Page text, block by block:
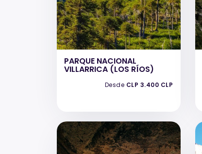
PARQUE NACIONAL
VILLARRICA (LOS RÍOS)
Desde CLP 3.400 CLP